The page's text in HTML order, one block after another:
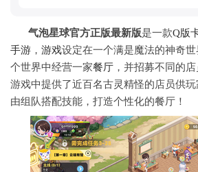
气泡星球官方正版最新版是一款Q版
手游 ， 游戏设定在一个满是魔法的神奇
个世界中经营一家餐厅 ，并招募不同的
游戏中提供了近百名古灵精怪的店员供
由组队搭配技能，打造个性化的餐厅！